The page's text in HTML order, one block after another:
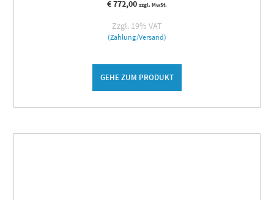
€772,00 zzgl. MwSt.
Zzgl. 19% VAT
(Zahlung/Versand)
GEHE ZUM PRODUKT